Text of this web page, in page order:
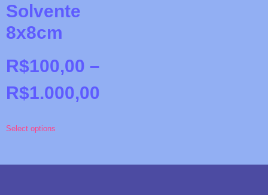
Solvente
8x8cm
R$100,00 –
R$1.000,00
Select options